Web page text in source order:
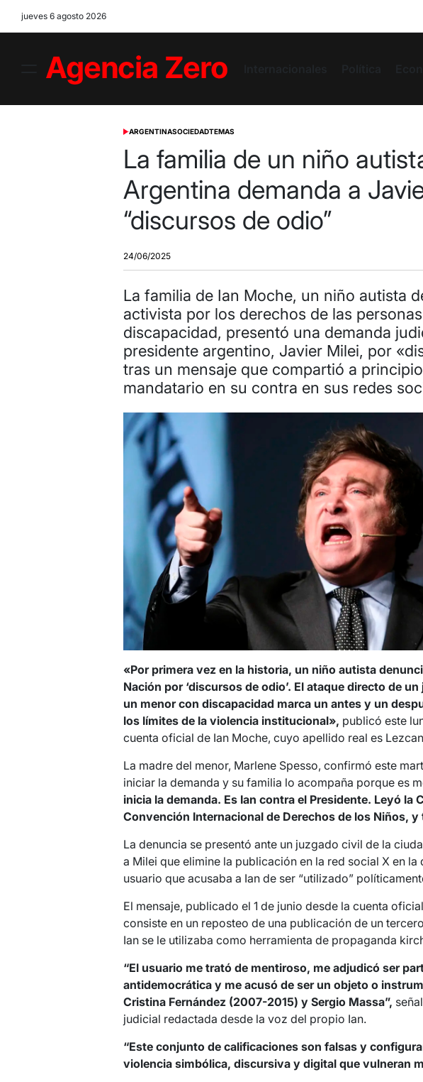
jueves 6 agosto 2026
Menu
Agencia
POSTED
ARGENTINASOCIEDADTEMAS
La familia de un niño
Argentina demanda a
“discursos de odio”
24/06/2025
La familia de Ian Moche, un niño autista
activista por los derechos de las
discapacidad, presentó una demanda
presidente argentino, Javier Milei, por
tras un mensaje que compartió a
mandatario en su contra en sus redes
«Por primera vez en la historia, un niño autista
Nación por ‘discursos de odio’. El ataque directo de
un menor con discapacidad marca un antes y un
los límites de la violencia institucional», publicó este
cuenta oficial de Ian Moche, cuyo apellido real es
La madre del menor, Marlene Spesso, confirmó este
iniciar la demanda y su familia lo acompaña porque es
inicia la demanda. Es Ian contra el Presidente. Leyó la
Convención Internacional de Derechos de los Niños,
La denuncia se presentó ante un juzgado civil de la
a Milei que elimine la publicación en la red social X en la
usuario que acusaba a Ian de ser “utilizado”
El mensaje, publicado el 1 de junio desde la cuenta
consiste en un reposteo de una publicación de un
Ian se le utilizaba como herramienta de propaganda
“El usuario me trató de mentiroso, me adjudicó ser
antidemocrática y me acusó de ser un objeto o
Cristina Fernández (2007-2015) y Sergio Massa”,
judicial redactada desde la voz del propio Ian.
“Este conjunto de calificaciones son falsas y
violencia simbólica, discursiva y digital que vulneran